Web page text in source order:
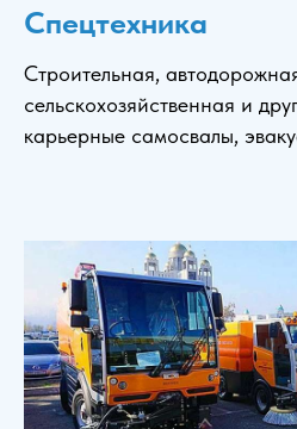
Спецтехника
Строительная,
сельскохозяйственная и
карьерные самосвалы,